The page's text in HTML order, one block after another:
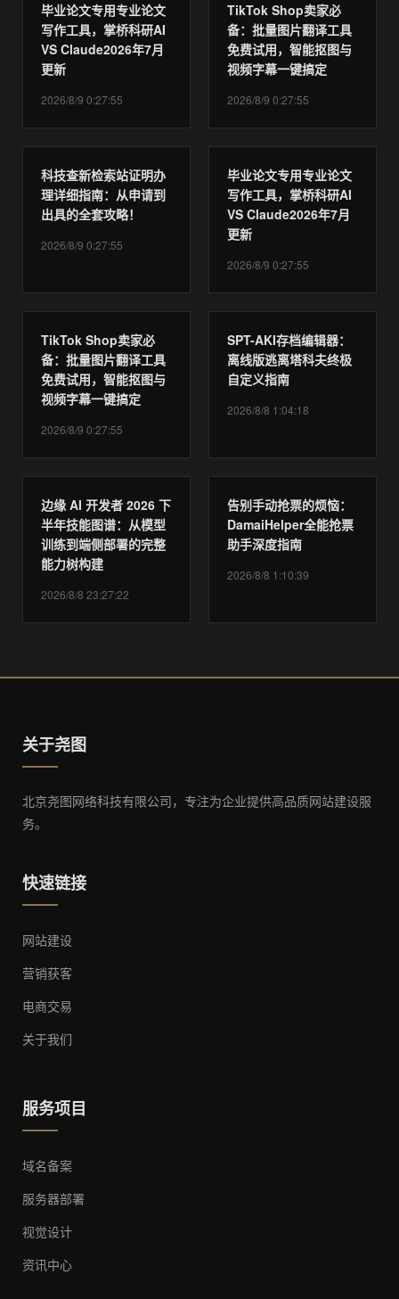
毕业论文专用专业论文
写作工具，掌桥科研AI
VS Claude2026年7月
更新
2026/8/9 0:27:55
TikTok Shop卖家必
备：批量图片翻译工具
免费试用，智能抠图与
视频字幕一键搞定
2026/8/9 0:27:55
科技查新检索站证明办
理详细指南：从申请到
出具的全套攻略！
2026/8/9 0:27:55
毕业论文专用专业论文
写作工具，掌桥科研AI
VS Claude2026年7月
更新
2026/8/9 0:27:55
TikTok Shop卖家必
备：批量图片翻译工具
免费试用，智能抠图与
视频字幕一键搞定
2026/8/9 0:27:55
SPT-AKI存档编辑器：
离线版逃离塔科夫终极
自定义指南
2026/8/8 1:04:18
边缘 AI 开发者 2026 下
半年技能图谱：从模型
训练到端侧部署的完整
能力树构建
2026/8/8 23:27:22
告别手动抢票的烦恼：
DamaiHelper全能抢票
助手深度指南
2026/8/8 1:10:39
关于尧图
北京尧图网络科技有限公司，专注为企业提供高品质网站建设服
务。
快速链接
网站建设
营销获客
电商交易
关于我们
服务项目
域名备案
服务器部署
视觉设计
资讯中心